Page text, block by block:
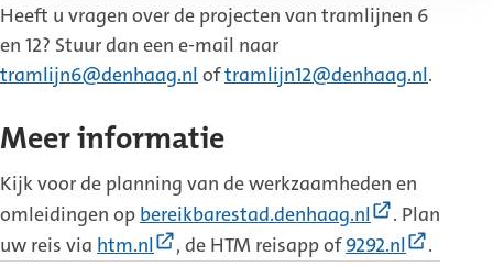
Heeft u vragen over de projecten van tramlijnen 6
en 12? Stuur dan een e-mail naar
tramlijn6@denhaag.nl oftramlijn12@denhaag.nl.
Meer informatie
Kijk voor de planning van de werkzaamheden en
omleidingen op bereikbarestad.denhaag.nl
(Externe
link)
. Plan
uw reis via htm.nl
(Externe
, de HTM reisapp of9292.nl
.